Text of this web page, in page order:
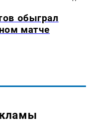
обыграл
матче